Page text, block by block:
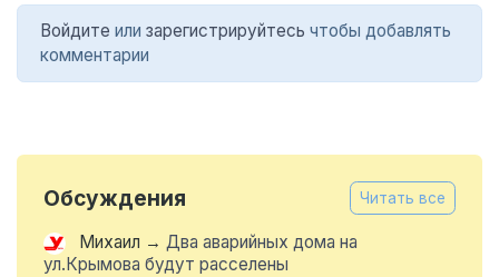
Войдите или зарегистрируйтесь чтобы добавлять
комментарии
Обсуждения Читать все
Михаил → Два аварийных дома на
ул.Крымова будут расселены